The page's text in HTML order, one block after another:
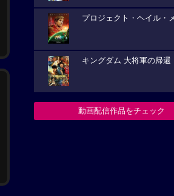
プロジェクト・ヘイル・
キングダム 大将軍の帰還
動画配信作品をチェック